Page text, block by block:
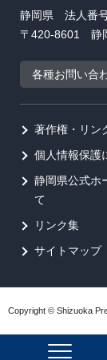
静岡県 法人番
〒420-8601 静
各種お問い合
著作権・リン
個人情報保護
静岡県公式ホ
て
リンク集
サイトマップ
Copyright © Shizuoka